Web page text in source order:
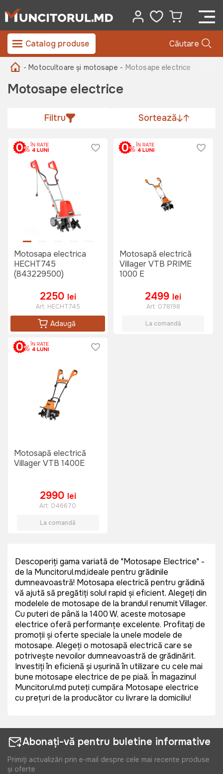
Catalog produse Căutare
- Motocultoare și motosape - Motosape electrice
Motosape electrice
Filtru Sortează
Motosapa electrica
HECHT745
(843229500)
2250 lei
Art: HECHT745
Adaugă
Motosapă electrică
Villager VTB PRIME
1000 E
2499 lei
Art: 078198
La comandă
Motosapă electrică
Villager VTB 1400E
2990 lei
Art: 046670
La comandă
Descoperiți gama variată de "Motosape Electrice" -
de la Muncitorul.md,ideale pentru grădinile
dumneavoastră! Motosapa electrică pentru grădină
vă ajută să pregătiți solul rapid și eficient. Alegeți din
modelele de motosape de la brandul renumit Villager.
Cu puteri de până la 1400 W, aceste motosape
electrice oferă performanțe excelente. Profitați de
promoții și oferte speciale la unele modele de
motosape. Alegeți o motosapă electrică care se
potrivește nevoilor dumneavoastră de grădinărit.
Investiți în eficiență și ușurință în utilizare cu cele mai
bune motosape electrice de pe piață. În magazinul
Muncitorul.md puteți cumpăra Motosape electrice
cu prețuri de la producător cu livrare la domiciliu!
Abonați-vă pentru buletine informative
Primiți actualizări prin e-mail despre cele mai recente produse
și oferte